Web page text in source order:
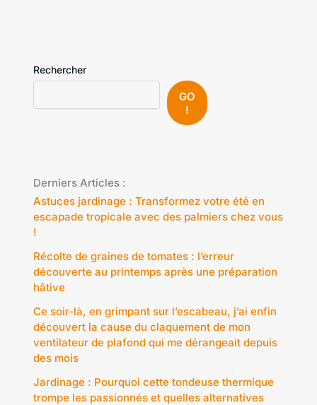
Rechercher
GO
!
Derniers Articles :
Astuces jardinage : Transformez votre été en
escapade tropicale avec des palmiers chez vous
!
Récolte de graines de tomates : l’erreur
découverte au printemps après une préparation
hâtive
Ce soir-là, en grimpant sur l’escabeau, j’ai enfin
découvert la cause du claquement de mon
ventilateur de plafond qui me dérangeait depuis
des mois
Jardinage : Pourquoi cette tondeuse thermique
trompe les passionnés et quelles alternatives